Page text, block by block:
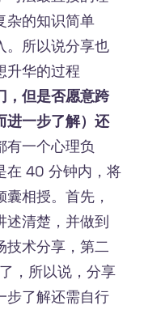
杂的知识简单
。所以说分享也
升华的过程
，但是否愿意跨
进一步了解）还
有一个心理负
在 40 分钟内，将
相授。首先，
述清楚，并做到
技术分享，第二
，所以说，分享
步了解还需自行